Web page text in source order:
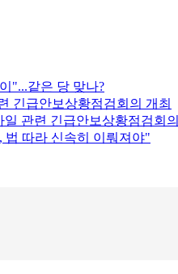
"...같은 당 맞나?
긴급안보상황점검회의 개최
관련 긴급안보상황점검회
법 따라 신속히 이뤄져야"